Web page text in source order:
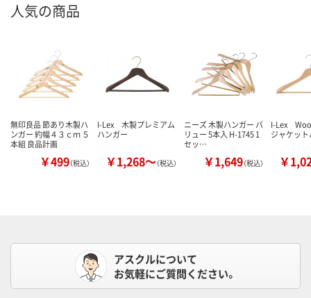
人気の商品
無印良品 節あり木製ハ
ンガー 約幅４３ｃｍ ５
本組 良品計画
￥499（税込）
I-Lex 木製プレミアム
ハンガー
￥1,268～（税込）
ニーズ 木製ハンガー バ
リュー 5本入 H-1745 1
セッ…
￥1,649（税込）
I-Lex
ジャケッ
￥
アスクルについて
お気軽にご質問ください。